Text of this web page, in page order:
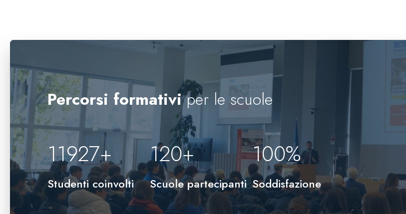
Percorsi formativiper le scuole
12000+
Studenti coinvolti
120+
Scuole partecipanti
100%
Soddisfazione